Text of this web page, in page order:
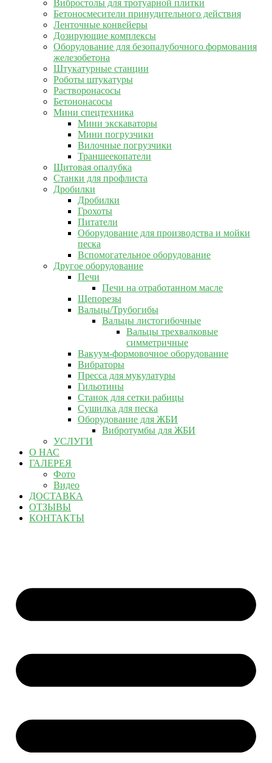
Вибростолы для тротуарной плитки
Бетоносмесители принудительного действия
Ленточные конвейеры
Дозирующие комплексы
Оборудование для безопалубочного формования
железобетона
Штукатурные станции
Роботы штукатуры
Растворонасосы
Бетононасосы
Мини спецтехника
Мини экскаваторы
Мини погрузчики
Вилочные погрузчики
Траншеекопатели
Щитовая опалубка
Станки для профлиста
Дробилки
Дробилки
Грохоты
Питатели
Оборудование для производства и мойки
песка
Вспомогательное оборудование
Другое оборудование
Печи
Печи на отработанном масле
Щепорезы
Вальцы/Трубогибы
Вальцы листогибочные
Вальцы трехвалковые
симметричные
Вакуум-формовочное оборудование
Вибраторы
Пресса для мукулатуры
Гильотины
Станок для сетки рабицы
Сушилка для песка
Оборудование для ЖБИ
Вибротумбы для ЖБИ
УСЛУГИ
О НАС
ГАЛЕРЕЯ
Фото
Видео
ДОСТАВКА
ОТЗЫВЫ
КОНТАКТЫ